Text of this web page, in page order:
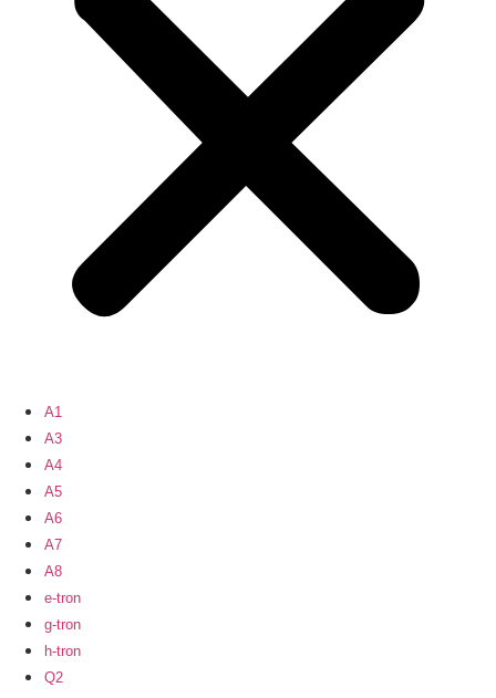
A1
A3
A4
A5
A6
A7
A8
e-tron
g-tron
h-tron
Q2